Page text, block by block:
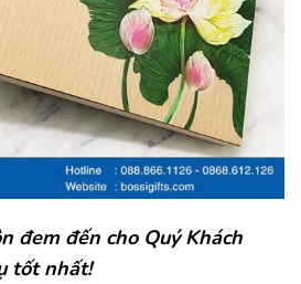
đem đến cho Quý Khách
tốt nhất!